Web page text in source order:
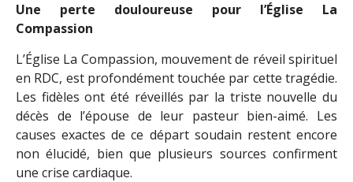
Une perte douloureuse pour l’Église La
Compassion
L’Église La Compassion, mouvement de réveil spirituel
en RDC, est profondément touchée par cette tragédie.
Les fidèles ont été réveillés par la triste nouvelle du
décès de l’épouse de leur pasteur bien-aimé. Les
causes exactes de ce départ soudain restent encore
non élucidé, bien que plusieurs sources confirment
une crise cardiaque.